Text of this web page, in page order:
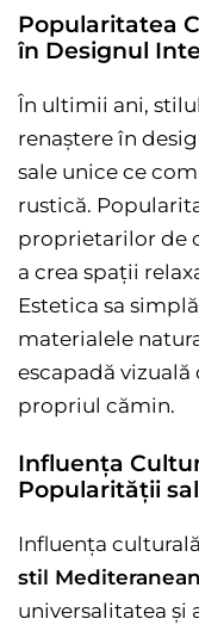
Popularitatea
în Designul
În ultimii ani,
renaștere în
sale unice ce
rustică.
proprietarilor de
a crea spații
Estetica sa
materialele
escapadă vizuală
propriul cămin.
Influența
Popularității
Influența
stil Mediteranean
universalitatea și